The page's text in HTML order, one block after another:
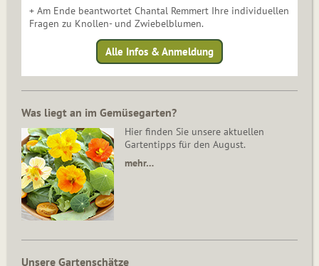
+ Am Ende beantwortet Chantal Remmert Ihre individuellen
Fragen zu Knollen- und Zwiebelblumen.
Alle Infos & Anmeldung
Was liegt an im Gemüsegarten?
Hier finden Sie unsere aktuellen
Gartentipps für den August.
mehr…
Unsere Gartenschätze